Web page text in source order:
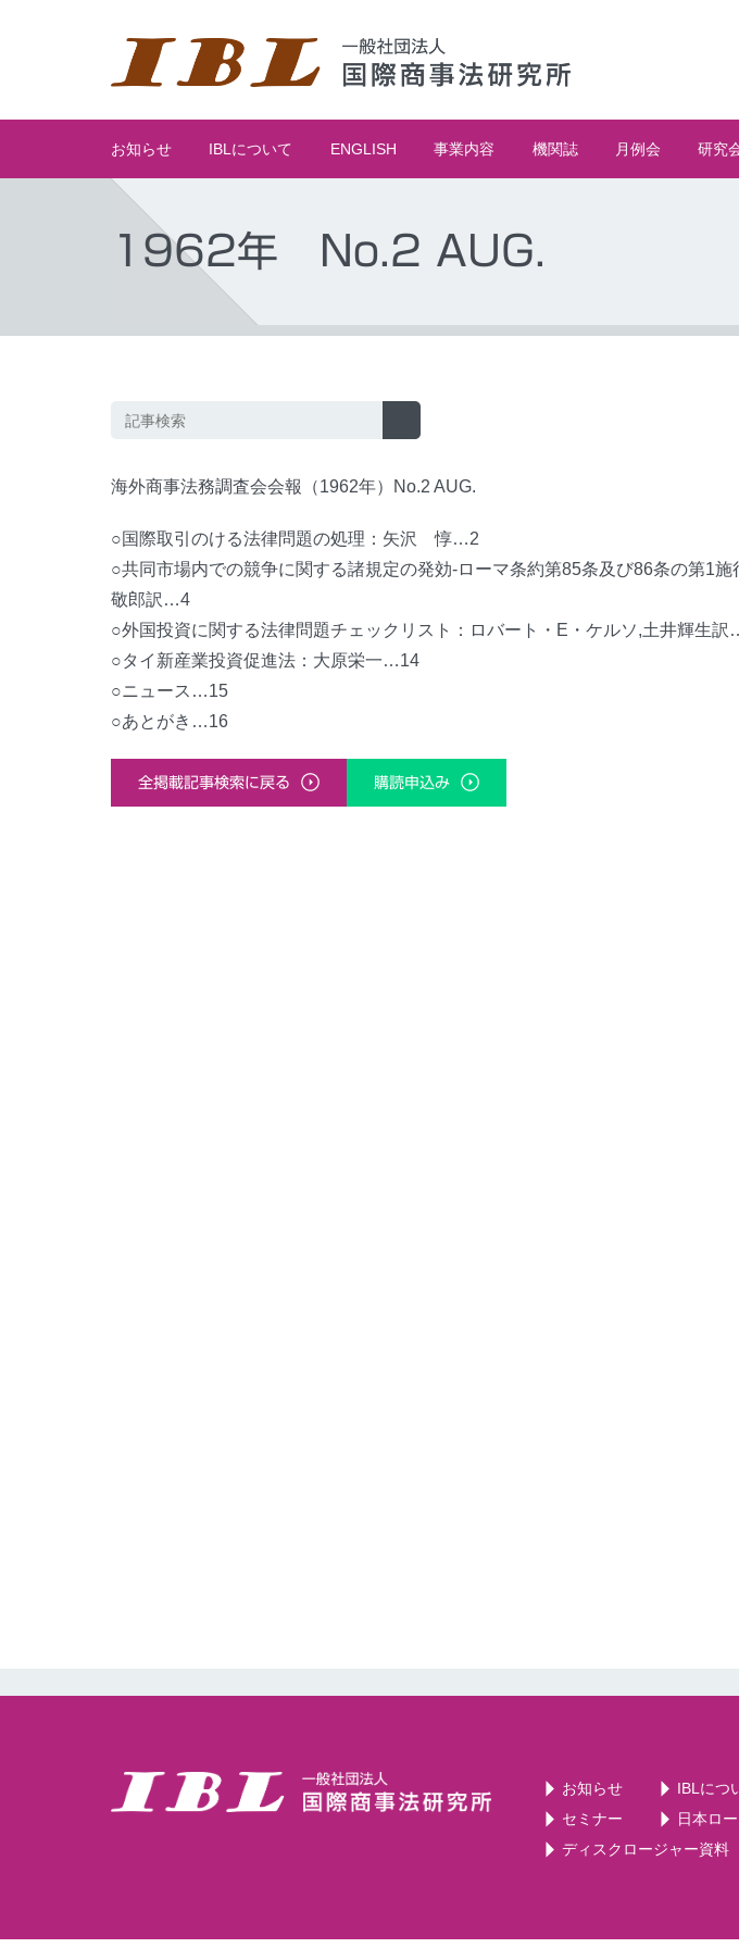
お知らせ IBLについて ENGLISH 事業内容 機関誌 月例会 研究
1962年 No.2 AUG.
海外商事法務調査会会報（1962年）No.2 AUG.
○国際取引のける法律問題の処理：矢沢 惇…2
○共同市場内での競争に関する諸規定の発効-ローマ条約第85条及び86条の第1
敬郎訳…4
○外国投資に関する法律問題チェックリスト：ロバート・E・ケルソ,土井輝生訳
○タイ新産業投資促進法：大原栄一…14
○ニュース…15
○あとがき…16
全掲載記事検索に戻る 購読申込み
お知らせ IBLにつ
セミナー
日本ロ
ディスクロージャー資料